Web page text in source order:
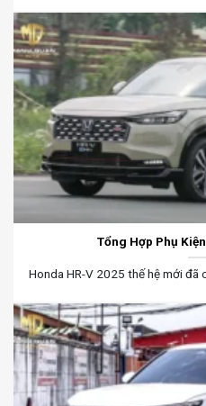
Tổng Hợp Phụ
Honda HR-V 2025 thế hệ mới đã